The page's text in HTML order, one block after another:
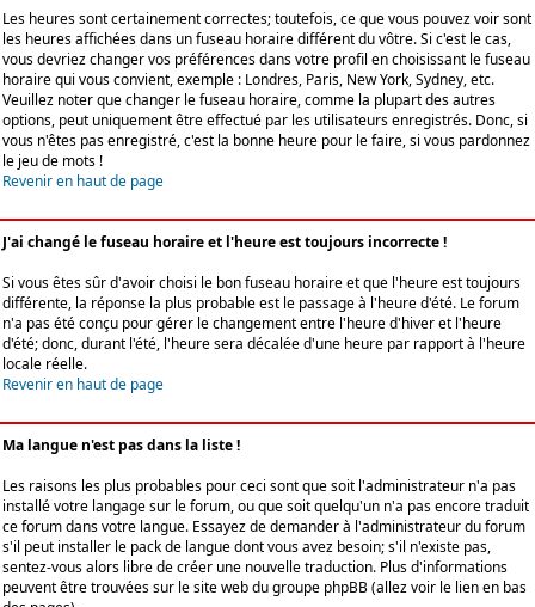
Les heures sont certainement correctes; toutefois, ce que vous pouvez voir sont
les heures affichées dans un fuseau horaire différent du vôtre. Si c'est le cas,
vous devriez changer vos préférences dans votre profil en choisissant le fuseau
horaire qui vous convient, exemple : Londres, Paris, New York, Sydney, etc.
Veuillez noter que changer le fuseau horaire, comme la plupart des autres
options, peut uniquement être effectué par les utilisateurs enregistrés. Donc, si
vous n'êtes pas enregistré, c'est la bonne heure pour le faire, si vous pardonnez
le jeu de mots !
Revenir en haut de page
J'ai changé le fuseau horaire et l'heure est toujours incorrecte !
Si vous êtes sûr d'avoir choisi le bon fuseau horaire et que l'heure est toujours
différente, la réponse la plus probable est le passage à l'heure d'été. Le forum
n'a pas été conçu pour gérer le changement entre l'heure d'hiver et l'heure
d'été; donc, durant l'été, l'heure sera décalée d'une heure par rapport à l'heure
locale réelle.
Revenir en haut de page
Ma langue n'est pas dans la liste !
Les raisons les plus probables pour ceci sont que soit l'administrateur n'a pas
installé votre langage sur le forum, ou que soit quelqu'un n'a pas encore traduit
ce forum dans votre langue. Essayez de demander à l'administrateur du forum
s'il peut installer le pack de langue dont vous avez besoin; s'il n'existe pas,
sentez-vous alors libre de créer une nouvelle traduction. Plus d'informations
peuvent être trouvées sur le site web du groupe phpBB (allez voir le lien en bas